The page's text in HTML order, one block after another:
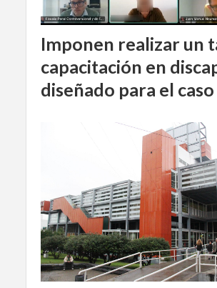
Imponen realizar un
capacitación en
diseñado para el caso